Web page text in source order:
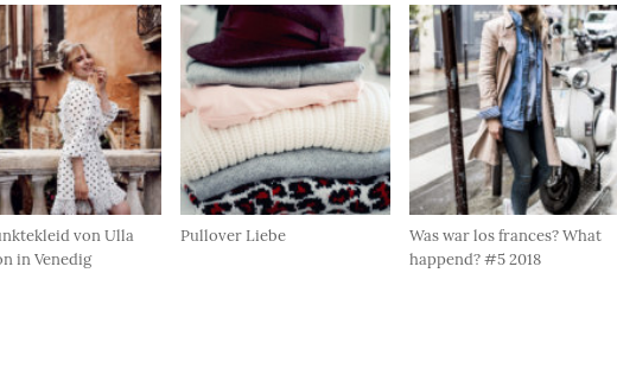
von Ulla
in Venedig
Pullover Liebe
Was war los frances? What
happend? #5 2018